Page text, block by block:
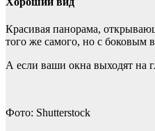
Красивая панорама,
того же самого, но с боковым
А если ваши окна выходят на
Фото: Shutterstock